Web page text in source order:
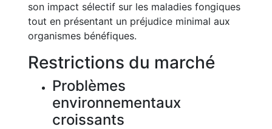
son impact sélectif sur les maladies fongiques
tout en présentant un préjudice minimal aux
organismes bénéfiques.
Restrictions du marché
Problèmes
environnementaux
croissants